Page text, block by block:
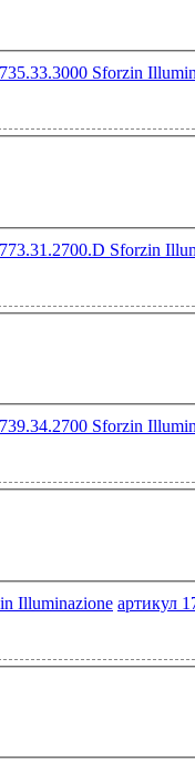
артикул